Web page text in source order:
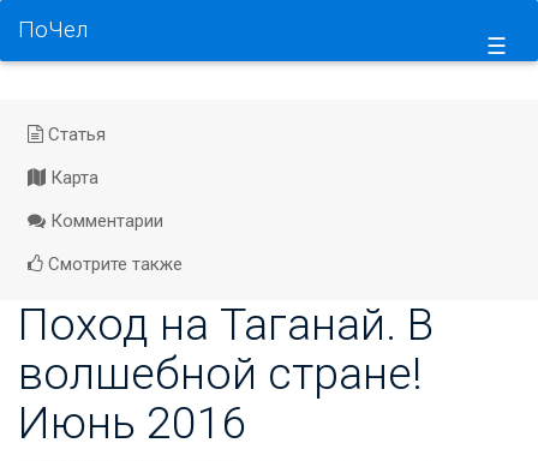
☰
ПоЧел
Статья
Карта
Комментарии
Смотрите также
Поход на Таганай. В
волшебной стране!
Июнь 2016